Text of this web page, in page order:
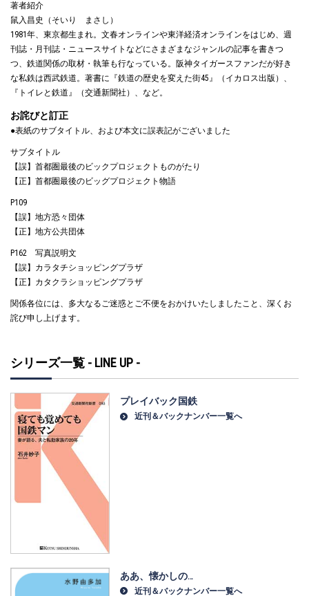
著者紹介
鼠入昌史（そいり まさし）
1981年、東京都生まれ。文春オンラインや東洋経済オンラインをはじめ、週
刊誌・月刊誌・ニュースサイトなどにさまざまなジャンルの記事を書きつ
つ、鉄道関係の取材・執筆も行なっている。阪神タイガースファンだが好き
な私鉄は西武鉄道。著書に『鉄道の歴史を変えた街45』（イカロス出版）、
『トイレと鉄道』（交通新聞社）、など。
お詫びと訂正
●表紙のサブタイトル、および本文に誤表記がございました
サブタイトル
【誤】首都圏最後のビックプロジェクトものがたり
【正】首都圏最後のビッグプロジェクト物語
P109
【誤】地方恐々団体
【正】地方公共団体
P162 写真説明文
【誤】カラタチショッピングプラザ
【正】カタクラショッピングプラザ
関係各位には、多大なるご迷惑とご不便をおかけいたしましたこと、深くお
詫び申し上げます。
シリーズ一覧 - LINE UP -
プレイバック国鉄
近刊＆バックナンバー一覧へ
ああ、懐かしの…
近刊＆バックナンバー一覧へ